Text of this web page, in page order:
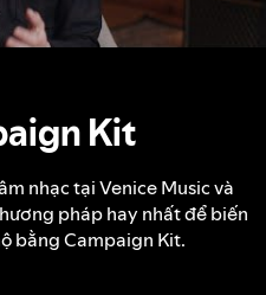
Kit
nhạc tại Venice Music và
pháp hay nhất để biến
bằng Campaign Kit.